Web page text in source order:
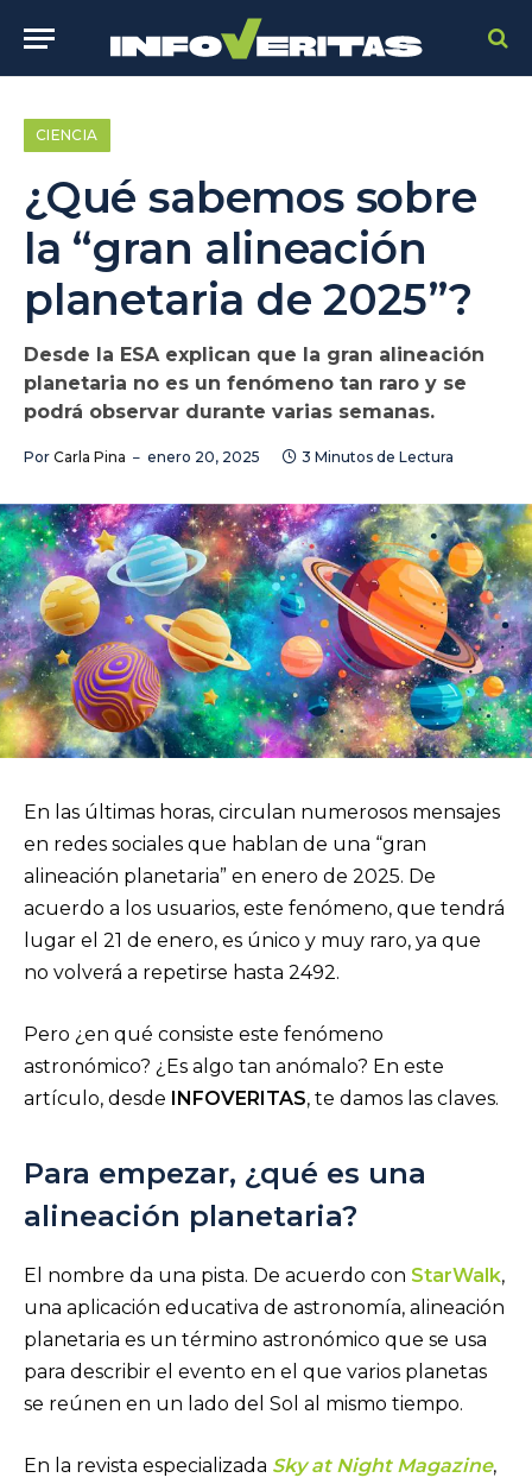
CIENCIA
¿Qué sabemos sobre
la “gran alineación
planetaria de 2025”?
Desde la ESA explican que la gran alineación
planetaria no es un fenómeno tan raro y se
podrá observar durante varias semanas.
Por Carla Pina enero 20, 2025 3 Minutos de Lectura
En las últimas horas, circulan numerosos mensajes
en redes sociales que hablan de una “gran
alineación planetaria” en enero de 2025. De
acuerdo a los usuarios, este fenómeno, que tendrá
lugar el 21 de enero, es único y muy raro, ya que
no volverá a repetirse hasta 2492.
Pero ¿en qué consiste este fenómeno
astronómico? ¿Es algo tan anómalo? En este
artículo, desde INFOVERITAS, te damos las claves.
Para empezar, ¿qué es una
alineación planetaria?
El nombre da una pista. De acuerdo con StarWalk,
una aplicación educativa de astronomía, alineación
planetaria es un término astronómico que se usa
para describir el evento en el que varios planetas
se reúnen en un lado del Sol al mismo tiempo.
En la revista especializada Sky at Night Magazine,